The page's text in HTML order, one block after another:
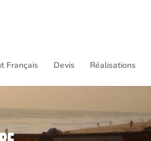
Français Devis Réalisations